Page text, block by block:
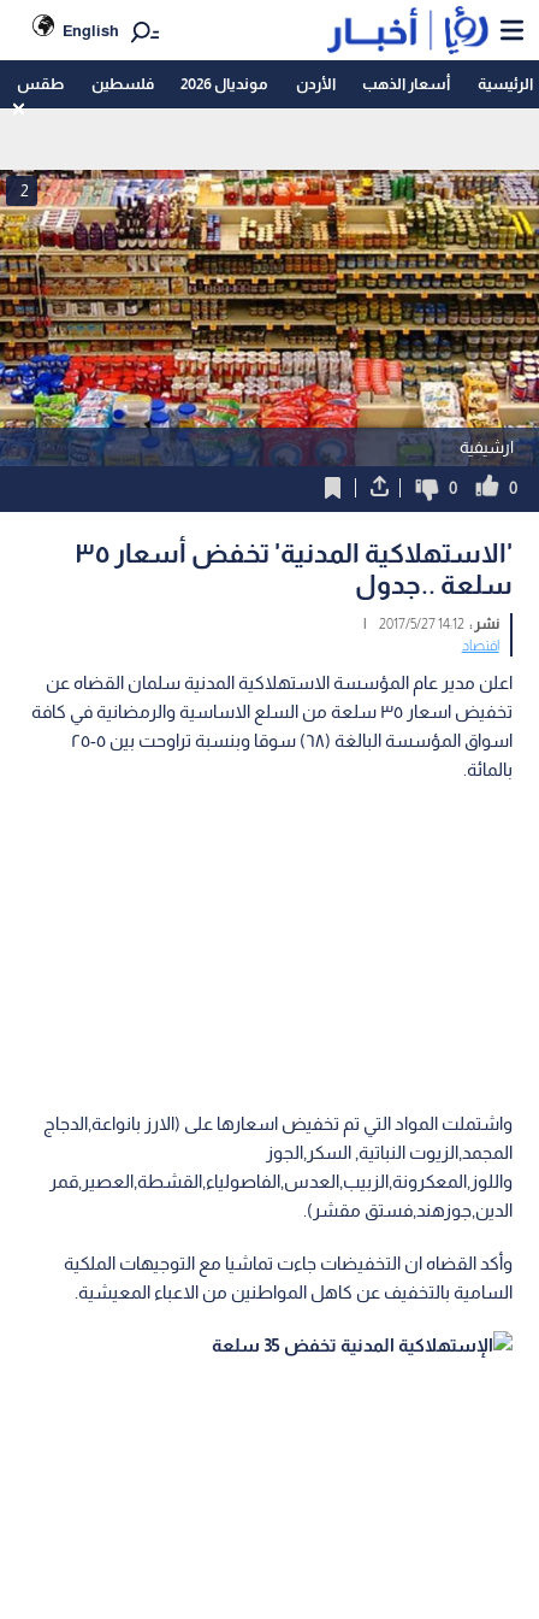
English
الرئيسية أسعار الذهب الأردن مونديال 2026 فلسطين طقس
ارشيفية
2
0
0
'الاستهلاكية المدنية' تخفض أسعار ٣٥
سلعة ..جدول
نشر :14:12 2017/5/27
|
اقتصاد
اعلن مدير عام المؤسسة الاستهلاكية المدنية سلمان القضاه عن
تخفيض اسعار ٣٥ سلعة من السلع الاساسية والرمضانية في كافة
اسواق المؤسسة البالغة (٦٨) سوقا وبنسبة تراوحت بين ٥-٢٥
بالمائة.
واشتملت المواد التي تم تخفيض اسعارها على (الارز بانواعة,الدجاج
المجمد,الزيوت النباتية, السكر,الجوز
واللوز,المعكرونة,الزبيب,العدس,الفاصولياء,القشطة,العصير,قمر
الدين,جوزهند,فستق مقشر).
وأكد القضاه ان التخفيضات جاءت تماشيا مع التوجيهات الملكية
السامية بالتخفيف عن كاهل المواطنين من الاعباء المعيشية.